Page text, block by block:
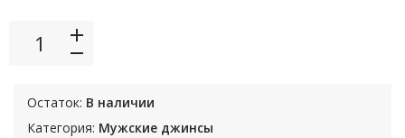
Остаток: В наличии
Категория: Мужские джинсы